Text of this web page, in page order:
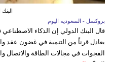
بروكسل - السعوديه اليوم
قال البنك الدولي إن الذكاء
يعادل قرناً من التنمية في غضون
الفجوات في مجالات الطاقة والاتصال